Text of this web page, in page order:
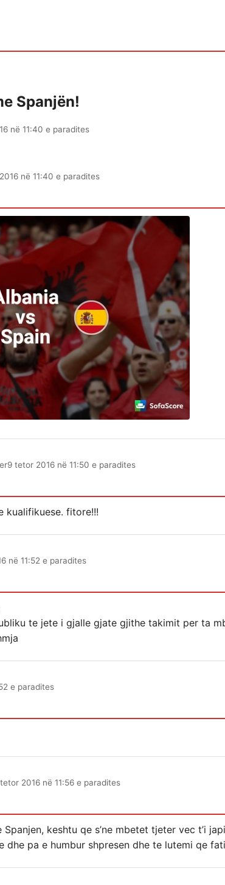
Spanjën!
në 11:40 e paradites
në 11:40 e paradites
9 tetor 2016 në 11:50 e paradites
kualifikuese. fitore!!!
në 11:52 e paradites
te jete i gjalle gjate gjithe takimit per ta
e paradites
2016 në 11:56 e paradites
keshtu qe s’ne mbetet tjeter vec t’i
pa e humbur shpresen dhe te lutemi qe